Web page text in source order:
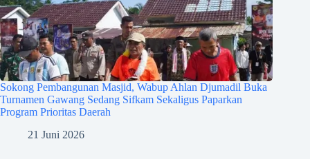
Sokong Pembangunan Masjid, Wabup Ahlan Djumadil Buka
Turnamen Gawang Sedang Sifkam Sekaligus Paparkan
Program Prioritas Daerah
21 Juni 2026